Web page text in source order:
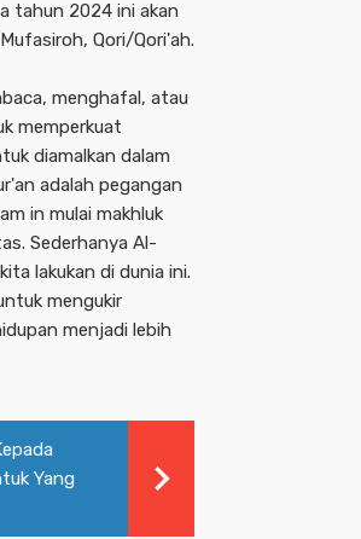
tahun 2024 ini akan
Qori/Qori'ah.
menghafal, atau
memperkuat
diamalkan dalam
adalah pegangan
in mulai makhluk
Sederhanya Al-
lakukan di dunia ini.
mengukir
menjadi lebih
Yang